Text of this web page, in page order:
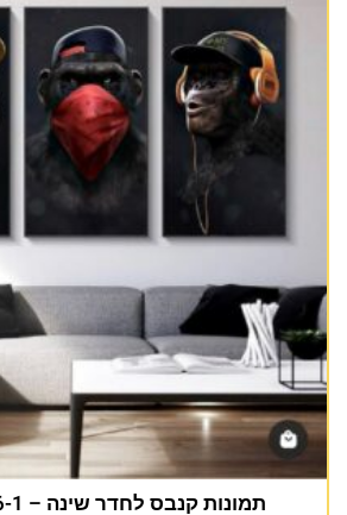
תמונות קנבס לחדר שינה – p-55100-36-1